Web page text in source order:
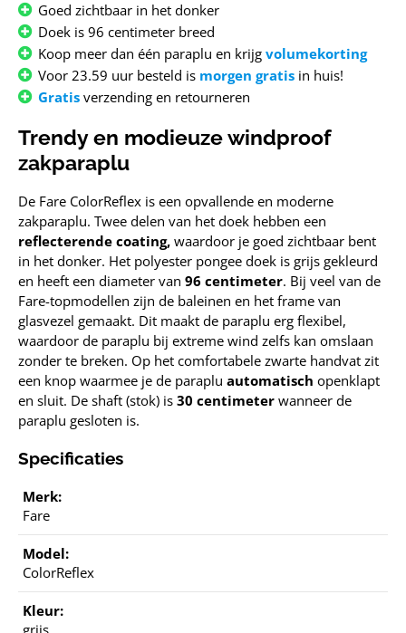
Goed zichtbaar in het donker
Doek is 96 centimeter breed
Koop meer dan één paraplu en krijg volumekorting
Voor 23.59 uur besteld is morgen gratis in huis!
Gratis verzending en retourneren
Trendy en modieuze windproof
zakparaplu
De Fare ColorReflex is een opvallende en moderne
zakparaplu. Twee delen van het doek hebben een
reflecterende coating, waardoor je goed zichtbaar bent
in het donker. Het polyester pongee doek is grijs gekleurd
en heeft een diameter van 96 centimeter. Bij veel van de
Fare-topmodellen zijn de baleinen en het frame van
glasvezel gemaakt. Dit maakt de paraplu erg flexibel,
waardoor de paraplu bij extreme wind zelfs kan omslaan
zonder te breken. Op het comfortabele zwarte handvat zit
een knop waarmee je de paraplu automatisch openklapt
en sluit. De shaft (stok) is 30 centimeter wanneer de
paraplu gesloten is.
Specificaties
Merk:
Fare
Model:
ColorReflex
Kleur: